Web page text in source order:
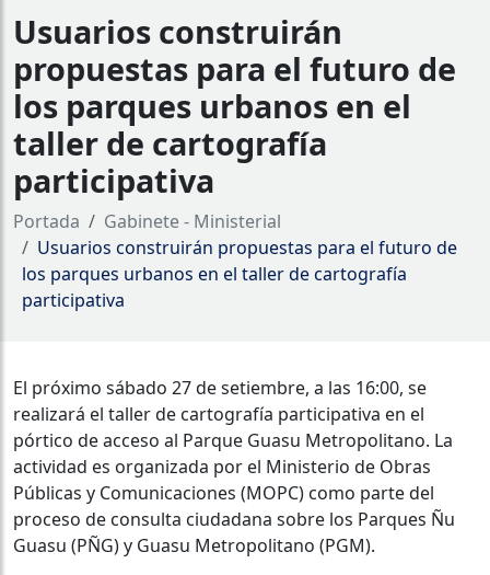
Usuarios construirán
propuestas para el futuro de
los parques urbanos en el
taller de cartografía
participativa
Portada
Gabinete - Ministerial
Usuarios construirán propuestas para el futuro de
los parques urbanos en el taller de cartografía
participativa
El próximo sábado 27 de setiembre, a las 16:00, se
realizará el taller de cartografía participativa en el
pórtico de acceso al Parque Guasu Metropolitano. La
actividad es organizada por el Ministerio de Obras
Públicas y Comunicaciones (MOPC) como parte del
proceso de consulta ciudadana sobre los Parques Ñu
Guasu (PÑG) y Guasu Metropolitano (PGM).